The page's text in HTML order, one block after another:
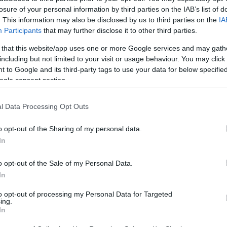
of your personal information by third parties on the IAB’s list of
This information may also be disclosed by us to third parties on the
Participants that may further disclose it to other third parties.
that this website/app uses one or more Google services and may
but not limited to your visit or usage behaviour. You may
to Google and its third-party tags to use your data for below
consent section.
Data Processing Opt Outs
opt-out of the Sharing of my personal data.
opt-out of the Sale of my Personal Data.
opt-out of processing my Personal Data for Targeted
Interjú Lemezkritika Filmkritika Kultsarok
PODCASTJAI ITT!
FRISS MAGYAR ZENÉK HETENTE!
HAZAI LEMEZEK.
HÁTTÉRBEN IS KÖZÉPPONTBAN.
SOROZATOK. 2005: EZ MENT HÚSZ ÉVE.
DÍJAZTÁK AZ
Hrutka Róbert, életmű kategóriában Németh Gábor, míg újító
Phiai kapta a Magyar Könnyűzeneszerzők és Szövegírók
beton plakettjét.